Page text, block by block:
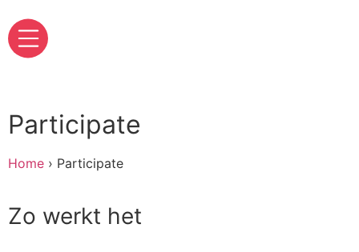
Participate
Home › Participate
Zo werkt het